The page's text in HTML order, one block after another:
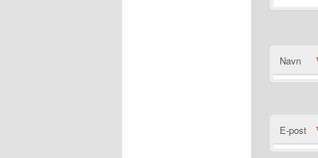
Navn
E-post